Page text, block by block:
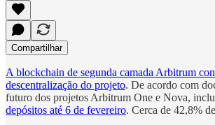
Compartilhar
A blockchain de segunda camada Arbitrum
descentralização do projeto. De acordo com
futuro dos projetos Arbitrum One e Nova,
depósitos até 6 de fevereiro. Cerca de 42,8%